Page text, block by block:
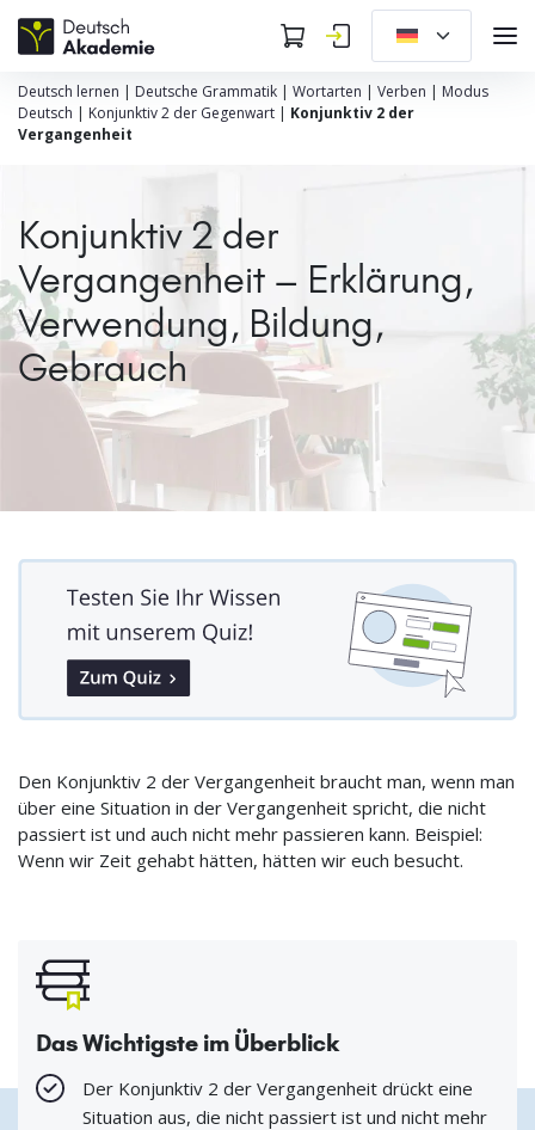
Deutsch lernen | Deutsche Grammatik | Wortarten | Verben | Modus
Deutsch | Konjunktiv 2 der Gegenwart | Konjunktiv 2 der
Vergangenheit
Konjunktiv 2 der
Vergangenheit – Erklärung,
Verwendung, Bildung,
Gebrauch
Den Konjunktiv 2 der Vergangenheit braucht man, wenn man
über eine Situation in der Vergangenheit spricht, die nicht
passiert ist und auch nicht mehr passieren kann. Beispiel:
Wenn wir Zeit gehabt hätten, hätten wir euch besucht.
Das Wichtigste im Überblick
Der Konjunktiv 2 der Vergangenheit drückt eine
Situation aus, die nicht passiert ist und nicht mehr